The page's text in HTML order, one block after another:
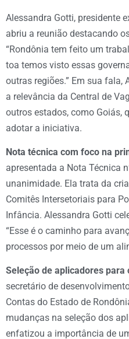
Alessandra Gotti, presidente
abriu a reunião destacando
“Rondônia tem feito um
toa temos visto essas
outras regiões.” Em sua fala,
a relevância da Central de
outros estados, como Goiás,
adotar a iniciativa.
Nota técnica com foco na
apresentada a Nota Técnica
unanimidade. Ela trata da
Comitês Intersetoriais para
Infância. Alessandra Gotti
“Esse é o caminho para
processos por meio de um
Seleção de aplicadores para
secretário de
Contas do Estado de
mudanças na seleção dos
enfatizou a importância de